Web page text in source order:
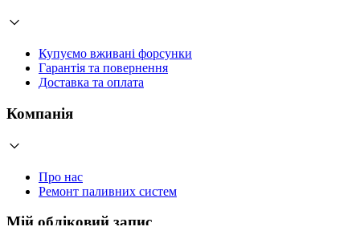
Купуємо вживані форсунки
Гарантія та повернення
Доставка та оплата
Компанія
Про нас
Ремонт паливних систем
Мій обліковий запис